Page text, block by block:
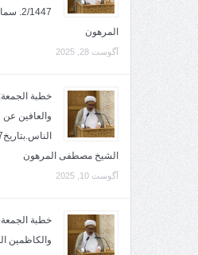
2/
المرهون
آگوست 28, 2025
والعافين عن
الشيخ مصطفى المرهون
آگوست 10, 2025
والكاظمين